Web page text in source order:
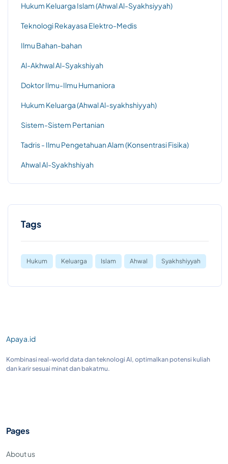
Hukum Keluarga Islam (Ahwal Al-Syakhsiyyah)
Teknologi Rekayasa Elektro-Medis
Ilmu Bahan-bahan
Al-Akhwal Al-Syakshiyah
Doktor Ilmu-Ilmu Humaniora
Hukum Keluarga (Ahwal Al-syakhshiyyah)
Sistem-Sistem Pertanian
Tadris - Ilmu Pengetahuan Alam (Konsentrasi Fisika)
Ahwal Al-Syakhshiyah
Tags
Hukum Keluarga Islam Ahwal Syakhshiyyah
Apaya.id
Kombinasi real-world data dan teknologi AI, optimalkan potensi kuliah
dan karir sesuai minat dan bakatmu.
Pages
About us